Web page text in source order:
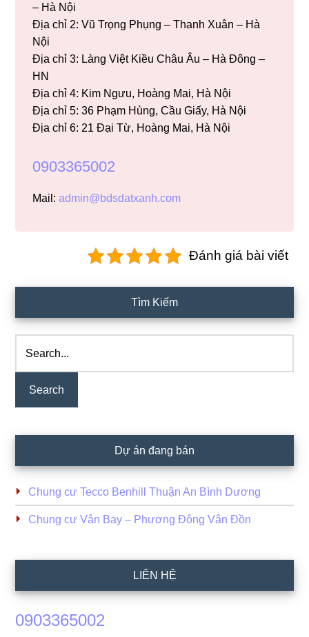
– Hà Nội
Địa chỉ 2: Vũ Trọng Phụng – Thanh Xuân – Hà
Nội
Địa chỉ 3: Làng Việt Kiều Châu Âu – Hà Đông –
HN
Địa chỉ 4: Kim Ngưu, Hoàng Mai, Hà Nội
Địa chỉ 5: 36 Phạm Hùng, Cầu Giấy, Hà Nội
Địa chỉ 6: 21 Đại Từ, Hoàng Mai, Hà Nội
0903365002
Mail:admin@bdsdatxanh.com
Đánh giá bài viết
Sidebar
Tìm Kiếm
Dự án đang bán
Chung cư Tecco Benhill Thuận An Bình Dương
Chung cư Vân Bay – Phương Đông Vân Đồn
LIÊN HỆ
0903365002